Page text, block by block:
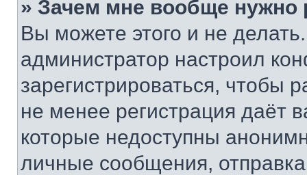
» Зачем мне вообще нужно
Вы можете этого и не
администратор настроил
зарегистрироваться, чтобы
не менее регистрация даёт
которые недоступны
личные сообщения,